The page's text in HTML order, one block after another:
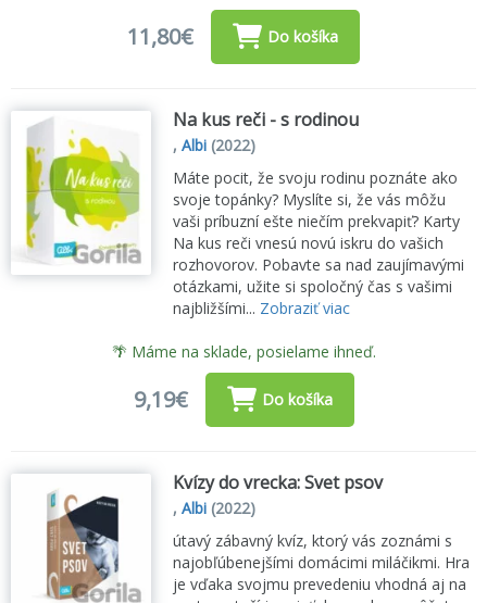
11,80€ Do košíka
Na kus reči - s rodinou
,Albi (2022)
Máte pocit, že svoju rodinu poznáte ako
svoje topánky? Myslíte si, že vás môžu
vaši príbuzní ešte niečím prekvapiť? Karty
Na kus reči vnesú novú iskru do vašich
rozhovorov. Pobavte sa nad zaujímavými
otázkami, užite si spoločný čas s vašimi
najbližšími... Zobraziť viac
🌴 Máme na sklade, posielame ihneď.
9,19€ Do košíka
Kvízy do vrecka: Svet psov
,Albi (2022)
útavý zábavný kvíz, ktorý vás zoznámi s
najobľúbenejšími domácimi miláčikmi. Hra
je vďaka svojmu prevedeniu vhodná aj na